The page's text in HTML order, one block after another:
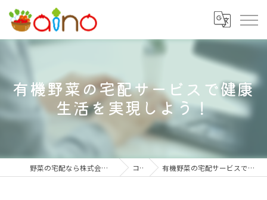
有機野菜の宅配サービスで健康
生活を実現しよう！
野菜の宅配なら株式会社大阪愛農食品センター コラム 有機野菜の宅配サービスで健康生活を実現しよう！